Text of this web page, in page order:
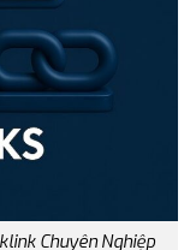
Chuyên Nghiệp